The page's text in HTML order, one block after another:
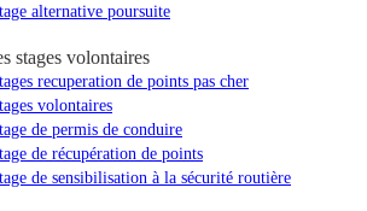
alternative poursuite
stages volontaires
recuperation de points pas cher
volontaires
de permis de conduire
de récupération de points
de sensibilisation à la sécurité routière